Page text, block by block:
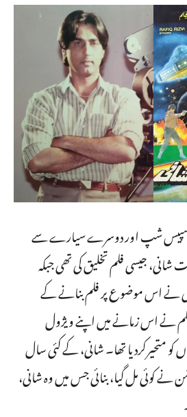
اسپیس شپ اور دوسرے سیارے سے
جیسی فلم تخلیق کی تھی جبکہ
نے اس موضوع پر فلم بنانے کے
نے اس زمانے میں اپنے ویژول
کو متحیرکردیا تھا۔ شانی، کے کئی سال
کوئی مل گیا، بنائی جس میں وہ شانی،